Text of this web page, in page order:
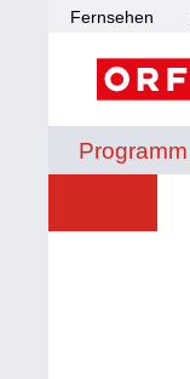
Fernsehen
Programm